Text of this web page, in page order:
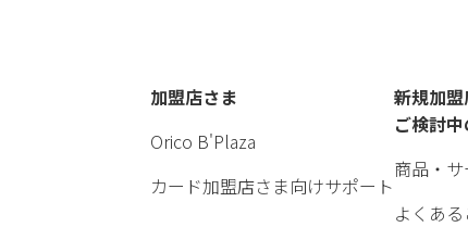
加盟店さま
Orico B'Plaza
カード加盟店さま向けサポート
新規加
ご検討
商品・
よくあ